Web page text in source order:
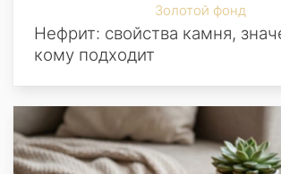
Золотой фонд
Нефрит: свойства камня,
кому подходит